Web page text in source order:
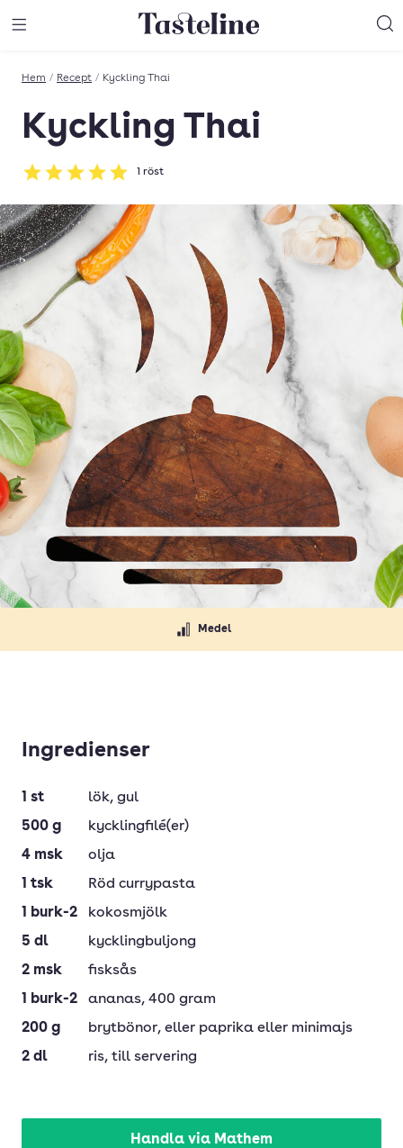
Till Tastelines startsida
Hem / Recept / Kyckling Thai
Kyckling Thai
Betyg: 5 av 5
1 röst
Medel
Ingredienser
1 st lök, gul
500 g
kycklingfilé(er)
4 msk
olja
1 tsk
Röd currypasta
1
burk-2
kokosmjölk
5 dl
kycklingbuljong
2 msk
fisksås
1
burk-2 ananas, 400 gram
200 g brytbönor, eller paprika eller minimajs
2 dl ris, till servering
Handla via Mathem